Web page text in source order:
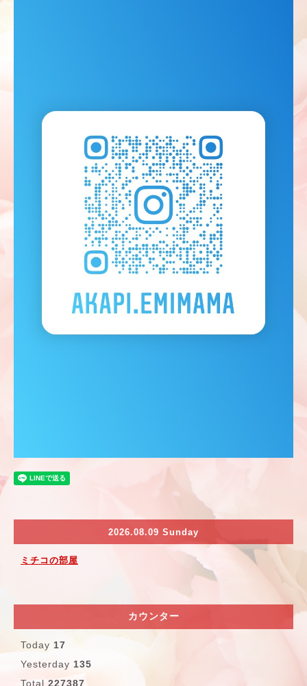
2026.08.09 Sunday
ミチコの部屋
カウンター
Today 17
Yesterday 135
Total 227387